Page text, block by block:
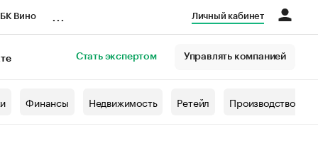
Вино Личный кабинет
Стать экспертом Управлять компанией
Финансы Недвижимость Ретейл Производство